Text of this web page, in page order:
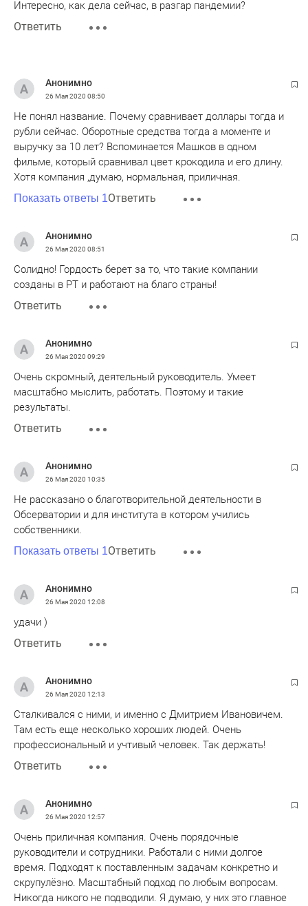
Интересно, как дела сейчас, в разгар пандемии?
Ответить
Анонимно
26 Мая 2020 08:50
Не понял название. Почему сравнивает доллары тогда и
рубли сейчас. Оборотные средства тогда а моменте и
выручку за 10 лет? Вспоминается Машков в одном
фильме, который сравнивал цвет крокодила и его длину.
Хотя компания ,думаю, нормальная, приличная.
Показать ответы 1Ответить
Анонимно
26 Мая 2020 08:51
Солидно! Гордость берет за то, что такие компании
созданы в РТ и работают на благо страны!
Ответить
Анонимно
26 Мая 2020 09:29
Очень скромный, деятельный руководитель. Умеет
масштабно мыслить, работать. Поэтому и такие
результаты.
Ответить
Анонимно
26 Мая 2020 10:35
Не рассказано о благотворительной деятельности в
Обсерватории и для института в котором учились
собственники.
Показать ответы 1Ответить
Анонимно
26 Мая 2020 12:08
удачи )
Ответить
Анонимно
26 Мая 2020 12:13
Сталкивался с ними, и именно с Дмитрием Ивановичем.
Там есть еще несколько хороших людей. Очень
профессиональный и учтивый человек. Так держать!
Ответить
Анонимно
26 Мая 2020 12:57
Очень приличная компания. Очень порядочные
руководители и сотрудники. Работали с ними долгое
время. Подходят к поставленным задачам конкретно и
скрупулёзно. Масштабный подход по любым вопросам.
Никогда никого не подводили. Я думаю, у них это главное